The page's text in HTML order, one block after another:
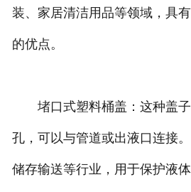
装、家居清洁用品等领域，具
的优点。
堵口式塑料桶盖：这种盖子
孔，可以与管道或出液口连接
储存输送等行业，用于保护液